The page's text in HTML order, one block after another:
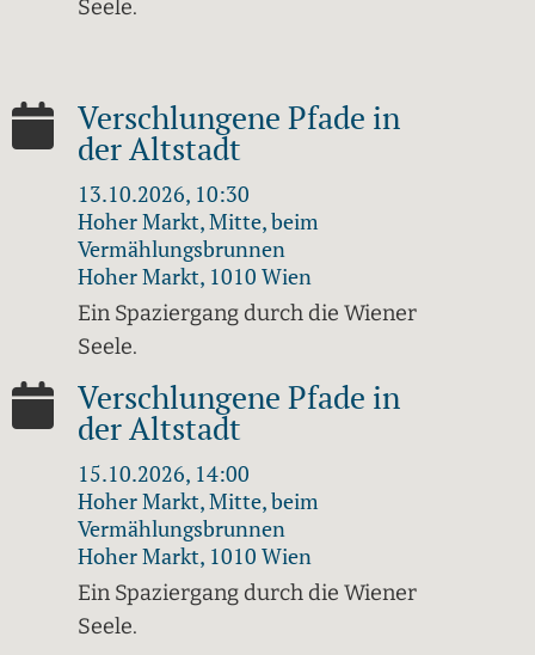
Seele.
Verschlungene Pfade in
der Altstadt
13.10.2026, 10:30
Hoher Markt, Mitte, beim
Vermählungsbrunnen
Hoher Markt, 1010 Wien
Ein Spaziergang durch die Wiener
Seele.
Verschlungene Pfade in
der Altstadt
15.10.2026, 14:00
Hoher Markt, Mitte, beim
Vermählungsbrunnen
Hoher Markt, 1010 Wien
Ein Spaziergang durch die Wiener
Seele.